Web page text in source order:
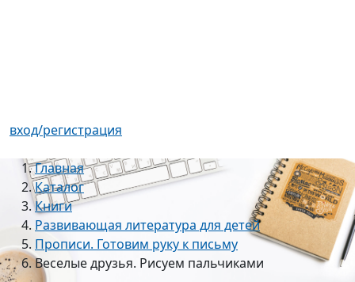
вход/регистрация
Главная
Каталог
Книги
Развивающая литература для детей
Прописи. Готовим руку к письму
Веселые друзья. Рисуем пальчиками